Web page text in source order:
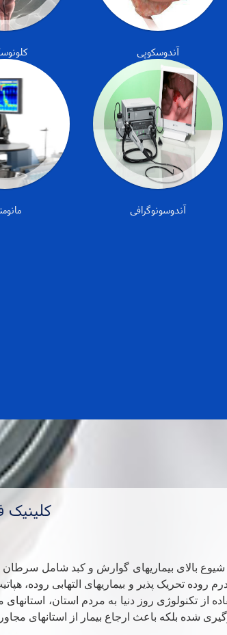
آندوسکوپی
آندوسونوگرافی
شیوع بالای بیماریهای گوارش و کبد شامل سرطان
روده تحریک پذیر و بیماریهای التهابی روده،
از تکنولوژی روز دنیا به مردم استان،
شده بلکه باعث ارجاع بیمار از استانهای